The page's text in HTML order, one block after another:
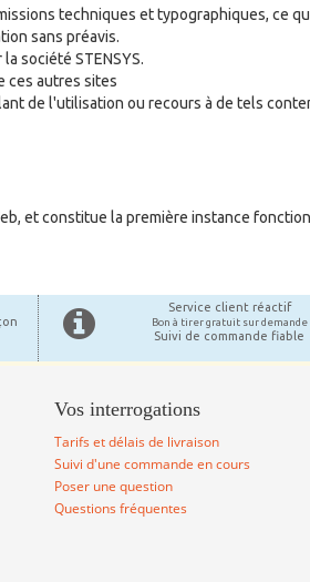
techniques et typographiques, ce
sans préavis.
société STENSYS.
ces autres sites
de l'utilisation ou recours à de tels
et constitue la première instance
Service client réactif
Bon à tirer gratuit sur demande
Suivi de commande fiable
Vos interrogations
Tarifs et délais de livraison
Suivi d'une commande en cours
Poser une question
Questions fréquentes